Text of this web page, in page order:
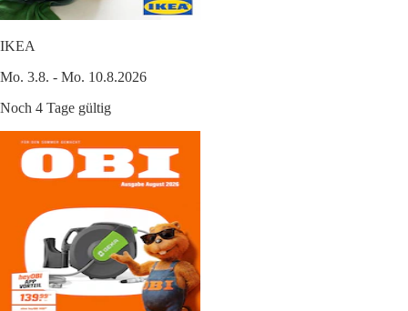
IKEA
Mo. 3.8. - Mo. 10.8.2026
Noch 4 Tage gültig